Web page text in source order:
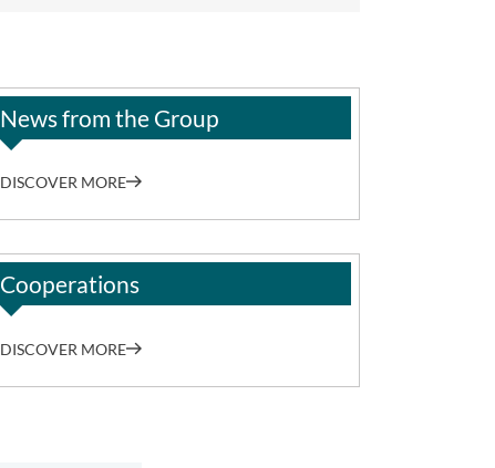
News from the Group
DISCOVER MORE
Cooperations
DISCOVER MORE